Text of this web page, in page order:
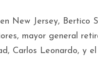
New Jersey, Bertico
mayor general
Carlos Leonardo, y el